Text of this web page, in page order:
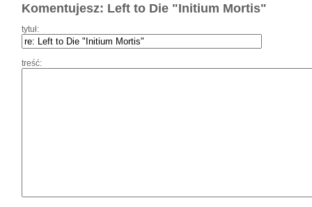
Komentujesz: Left to Die "Initium Mortis"
tytuł:
treść: